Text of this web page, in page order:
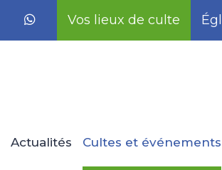
Vos lieux de culte
Actualités Cultes et événements